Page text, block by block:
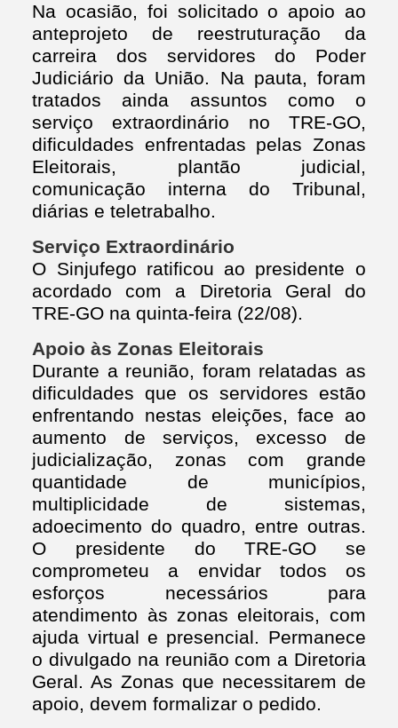
Na ocasião, foi solicitado o apoio ao
anteprojeto de reestruturação da
carreira dos servidores do Poder
Judiciário da União. Na pauta, foram
tratados ainda assuntos como o
serviço extraordinário no TRE-GO,
dificuldades enfrentadas pelas Zonas
Eleitorais, plantão judicial,
comunicação interna do Tribunal,
diárias e teletrabalho.
Serviço Extraordinário
O Sinjufego ratificou ao presidente o
acordado com a Diretoria Geral do
TRE-GO na quinta-feira (22/08).
Apoio às Zonas Eleitorais
Durante a reunião, foram relatadas as
dificuldades que os servidores estão
enfrentando nestas eleições, face ao
aumento de serviços, excesso de
judicialização, zonas com grande
quantidade de municípios,
multiplicidade de sistemas,
adoecimento do quadro, entre outras.
O presidente do TRE-GO se
comprometeu a envidar todos os
esforços necessários para
atendimento às zonas eleitorais, com
ajuda virtual e presencial. Permanece
o divulgado na reunião com a Diretoria
Geral. As Zonas que necessitarem de
apoio, devem formalizar o pedido.